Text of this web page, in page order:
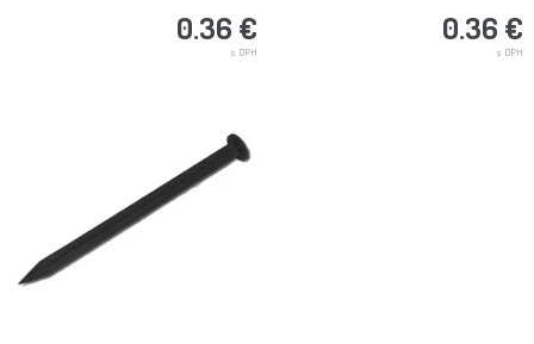
0.36 €
s DPH
0.36 €
s DPH